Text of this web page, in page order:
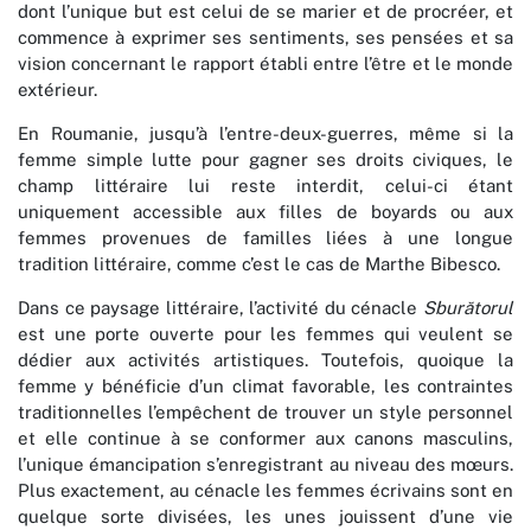
dont l’unique but est celui de se marier et de procréer, et
commence à exprimer ses sentiments, ses pensées et sa
vision concernant le rapport établi entre l’être et le monde
extérieur.
En Roumanie, jusqu’à l’entre-deux-guerres, même si la
femme simple lutte pour gagner ses droits civiques, le
champ littéraire lui reste interdit, celui-ci étant
uniquement accessible aux filles de boyards ou aux
femmes provenues de familles liées à une longue
tradition littéraire, comme c’est le cas de Marthe Bibesco.
Dans ce paysage littéraire, l’activité du cénacle Sburătorul
est une porte ouverte pour les femmes qui veulent se
dédier aux activités artistiques. Toutefois, quoique la
femme y bénéficie d’un climat favorable, les contraintes
traditionnelles l’empêchent de trouver un style personnel
et elle continue à se conformer aux canons masculins,
l’unique émancipation s’enregistrant au niveau des mœurs.
Plus exactement, au cénacle les femmes écrivains sont en
quelque sorte divisées, les unes jouissent d’une vie